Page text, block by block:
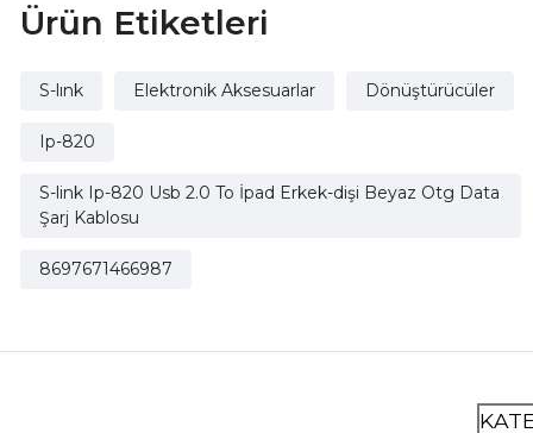
Ürün Etiketleri
S-lınk Elektronik Aksesuarlar Dönüştürücüler
Ip-820
S-link Ip-820 Usb 2.0 To İpad Erkek-dişi Beyaz Otg Data
Şarj Kablosu
8697671466987